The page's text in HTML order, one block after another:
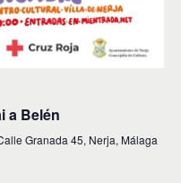
a Belén
Granada 45, Nerja, Málaga